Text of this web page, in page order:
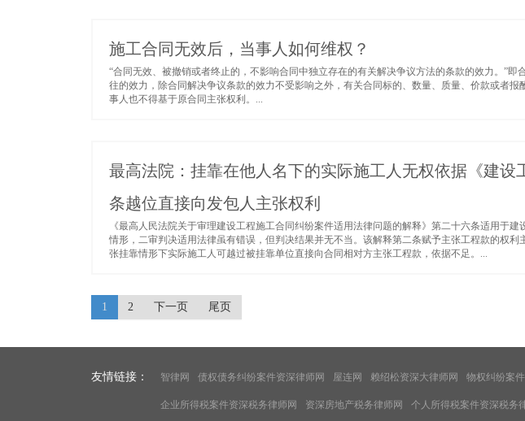
施工合同无效后，当事人如何维权？
“合同无效、被撤销或者终止的，不影响合同中独立存在的有关解决争议方法的条款的效力。”
往的效力，除合同解决争议条款的效力不受影响之外，有关合同标的、数量、质量、价款或者
事人也不得基于原合同主张权利。...
最高法院：挂靠在他人名下的实际施工人无权依据《建设
条越位直接向发包人主张权利
《最高人民法院关于审理建设工程施工合同纠纷案件适用法律问题的解释》第二十六条适用于
情形，二审判决适用法律虽有错误，但判决结果并无不当。该解释第二条赋予主张工程款的权
张挂靠情形下实际施工人可越过被挂靠单位直接向合同相对方主张工程款，依据不足。...
1 2 下一页 尾页
友情链接： 智律网 债权债务纠纷案件资深律师网 屋连网 赖绍松资深大律师网 物权纠纷案
企业所得税案件资深税务律师网 资深房地产税务律师网 个人所得税案件资深税务